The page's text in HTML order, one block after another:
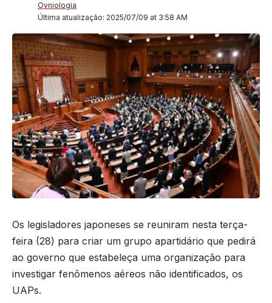
Última atualização: 2025/07/09 at 3:58 AM
Ovniologia
Os legisladores japoneses se reuniram nesta terça-
feira (28) para criar um grupo apartidário que pedirá
ao governo que estabeleça uma organização para
investigar fenômenos aéreos não identificados, os
UAPs.